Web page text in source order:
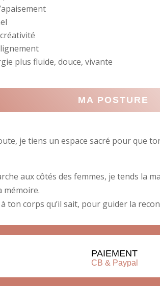
plus fluide, douce, vivante
MA POSTURE
je tiens un espace sacré pour que
aux côtés des femmes, je tends la
mémoire.
ton corps qu’il sait, pour guider la
PAIEMENT
CB & Paypal